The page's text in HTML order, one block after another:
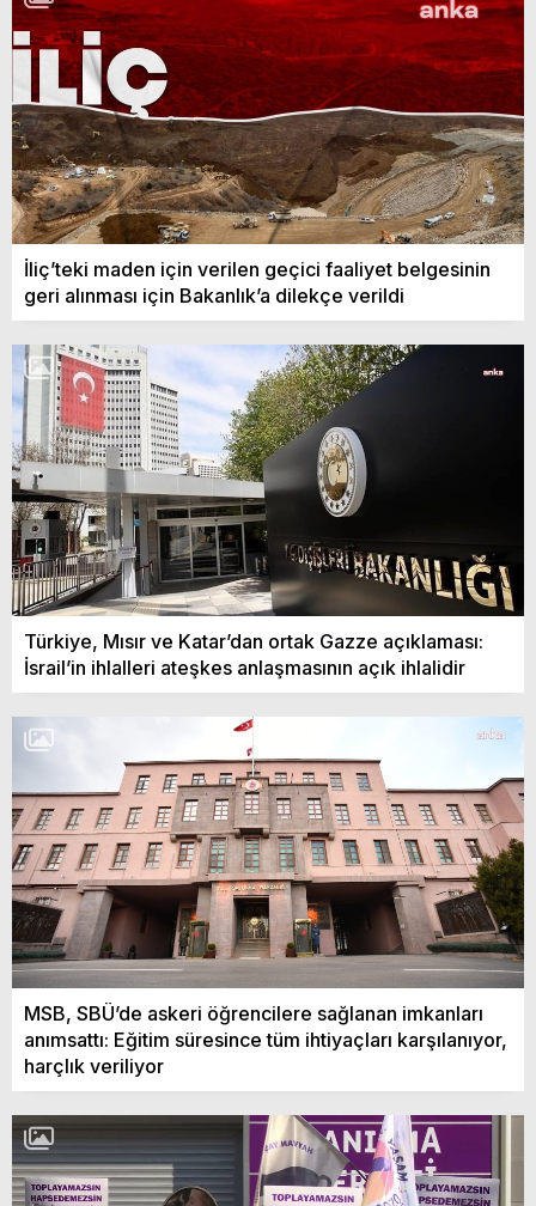
İliç’teki maden için verilen geçici faaliyet belgesinin
geri alınması için Bakanlık’a dilekçe verildi
Türkiye, Mısır ve Katar’dan ortak Gazze açıklaması:
İsrail’in ihlalleri ateşkes anlaşmasının açık ihlalidir
MSB, SBÜ’de askeri öğrencilere sağlanan imkanları
anımsattı: Eğitim süresince tüm ihtiyaçları karşılanıyor,
harçlık veriliyor